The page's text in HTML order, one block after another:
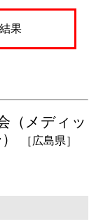
果
（メディッ
［広島県］